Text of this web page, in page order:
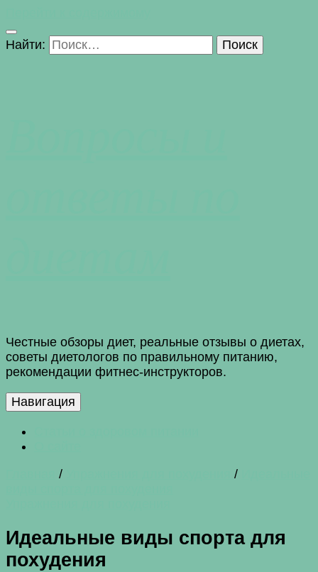
Найти:
Честные обзоры диет, реальные отзывы о диетах,
советы диетологов по правильному питанию,
рекомендации фитнес-инструкторов.
Навигация
/ /
Идеальные виды спорта для
похудения